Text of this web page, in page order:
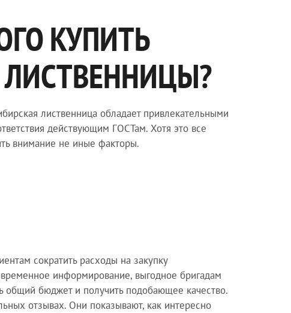
КУПИТЬ
лиственница обладает привлекательными
действующим ГОСТам. Хотя это все
внимание не иные факторы.
сократить расходы на закупку
информирование, выгодное бригадам
общий бюджет и получить подобающее качество.
отзывах. Они показывают, как интересно